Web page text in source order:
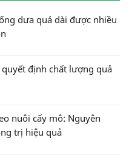
dưa quả dài được nhiều
định chất lượng quả
nuôi cấy mô: Nguyên
trị hiệu quả